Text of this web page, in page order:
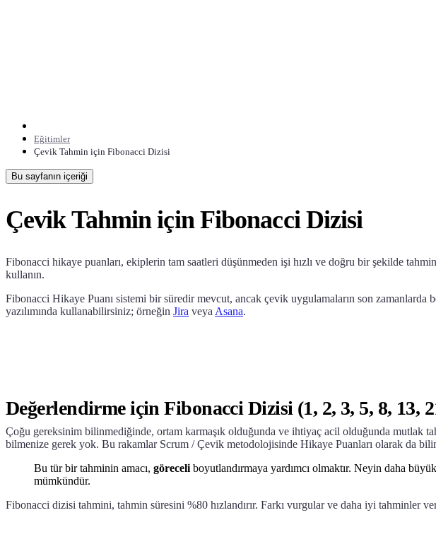
Eğitimler
Çevik Tahmin için Fibonacci Dizisi
Bu sayfanın içeriği
Çevik Tahmin için Fibonacci Dizisi
Fibonacci hikaye puanları, ekiplerin tam saatleri düşünmeden işi hızlı ve doğru bir şekilde
kullanın.
Fibonacci Hikaye Puanı sistemi bir süredir mevcut, ancak çevik uygulamaların son
yazılımında kullanabilirsiniz; örneğin Jira veya Asana.
Değerlendirme için Fibonacci Dizisi (1, 2, 3, 5, 8, 13,
Çoğu gereksinim bilinmediğinde, ortam karmaşık olduğunda ve ihtiyaç acil olduğunda mutlak
bilmenize gerek yok. Bu rakamlar Scrum / Çevik metodolojisinde Hikaye Puanları olarak da
Bu tür bir tahminin amacı, göreceli boyutlandırmaya yardımcı olmaktır. Neyin daha
mümkündür.
Fibonacci dizisi tahmini, tahmin süresini %80 hızlandırır. Farkı vurgular ve daha iyi tahminler